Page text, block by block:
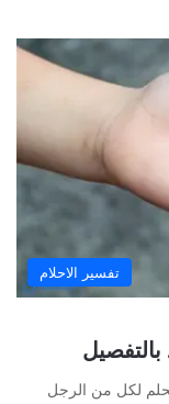
تفسير الاحلام
لكل من الرجل